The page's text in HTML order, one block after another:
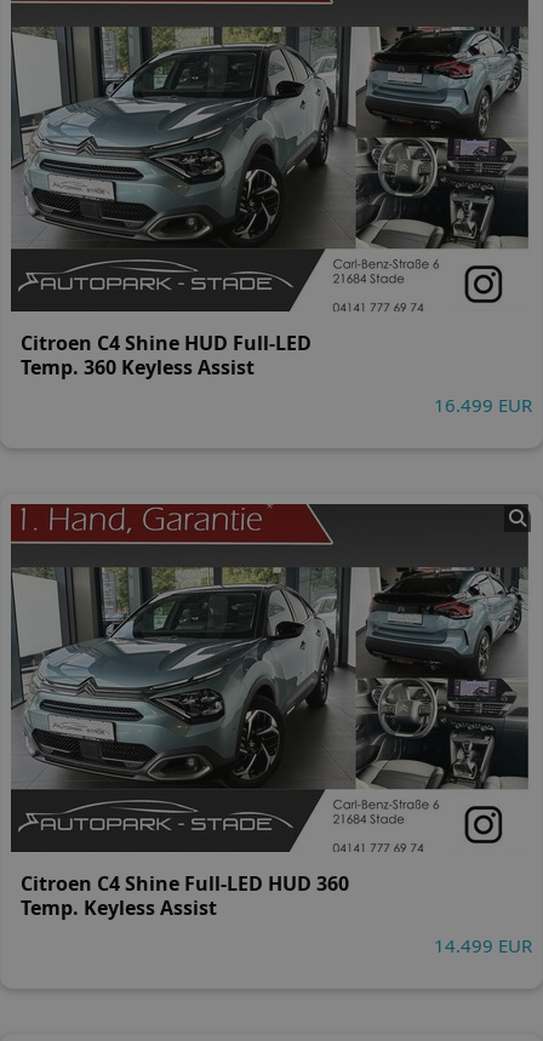
Citroen C4 Shine HUD Full-LED
Temp. 360 Keyless Assist
16.499 EUR
Citroen C4 Shine Full-LED HUD 360
Temp. Keyless Assist
14.499 EUR